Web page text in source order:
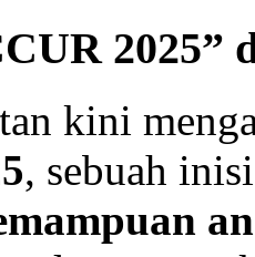
2025”
kini
, sebuah